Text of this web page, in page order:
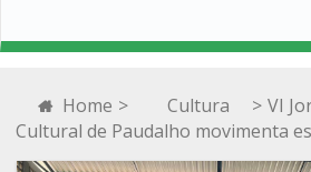
Home > Cultura > VI
Cultural de Paudalho movimenta